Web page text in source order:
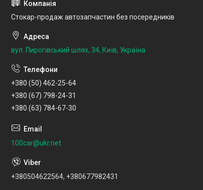
Стокар-продаж автозапчастин без посередників
вул. Пирогівський шлях, 34, Київ, Україна
+380 (50) 462-25-64
+380 (67) 798-24-31
+380 (63) 784-67-30
100car@ukr.net
+380504622564, +380677982431